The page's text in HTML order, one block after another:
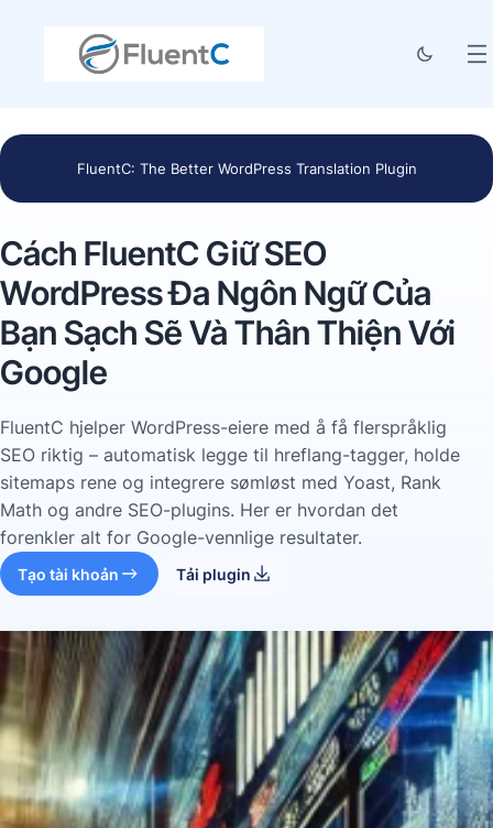
FluentC: The Better WordPress Translation Plugin
Cách FluentC Giữ SEO
WordPress Đa Ngôn Ngữ Của
Bạn Sạch Sẽ Và Thân Thiện Với
Google
FluentC hjelper WordPress-eiere med å få flerspråklig
SEO riktig – automatisk legge til hreflang-tagger, holde
sitemaps rene og integrere sømløst med Yoast, Rank
Math og andre SEO-plugins. Her er hvordan det
forenkler alt for Google-vennlige resultater.
Tạo tài khoản Tải plugin